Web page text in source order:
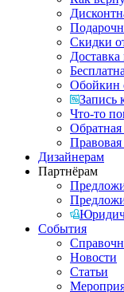
Скидки
Обойкин
Запись
Что-то
Обратная
Дизайнерам
Партнёрам
События
Новости
Статьи